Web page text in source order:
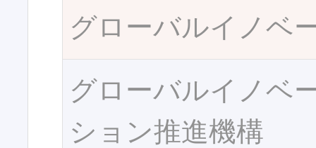
グローバルイノベ
グローバルイノベ
ション推進機構